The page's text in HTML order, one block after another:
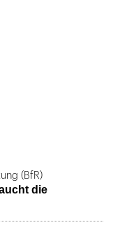
(BfR)
die